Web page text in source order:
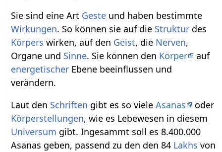
Sie sind eine Art Geste und haben bestimmte
Wirkungen. So können sie auf die Struktur des
Körpers wirken, auf den Geist, die Nerven,
Organe und Sinne. Sie können den Körper
auf
energetischer Ebene beeinflussen und
verändern.
Laut den Schriften gibt es so vieleAsanas
oder
Körperstellungen, wie es Lebewesen in diesem
Universum gibt. Ingesammt soll es 8.400.000
Asanas geben, passend zu den den 84 Lakhs von